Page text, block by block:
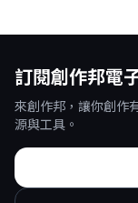
訂閱創作邦電
來創作邦，讓你創作
源與工具。